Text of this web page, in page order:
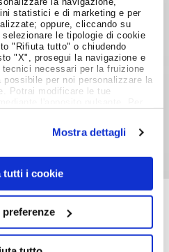
statistici e di marketing e per
oppure, cliccando su
le tipologie di cookie
"Rifiuta tutto" o chiudendo
"X", prosegui la navigazione e
necessari per la fruizione
per noi personalizzare la
Potrai modificare le tue
Mostra dettagli
tutti i cookie
il bando, cliccare
su: